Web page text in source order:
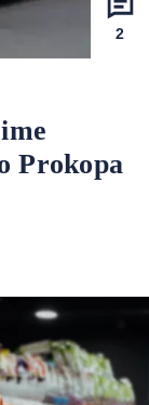
2
Prokopa